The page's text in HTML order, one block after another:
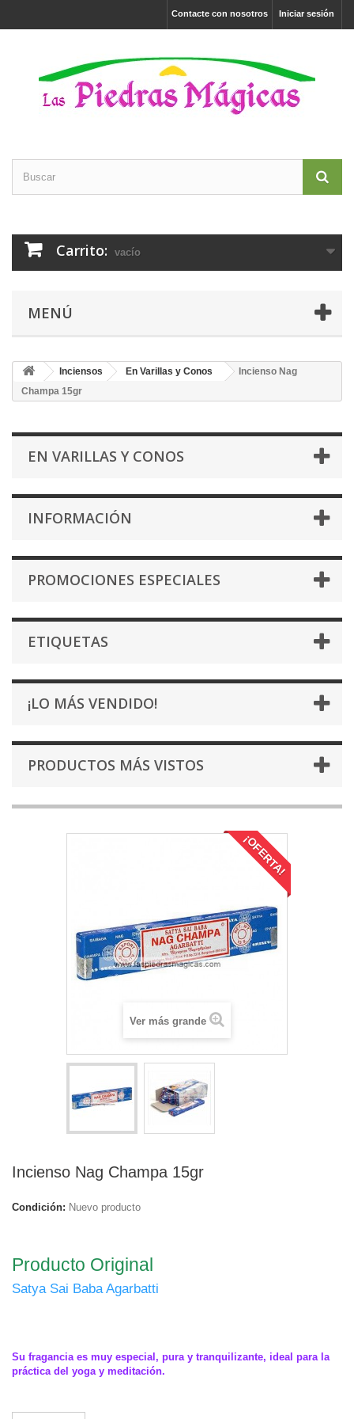
Iniciar sesión
Contacte con nosotros
Carrito: vacío
MENÚ
Inciensos En Varillas y Conos
Incienso Nag
Champa 15gr
EN VARILLAS Y CONOS
INFORMACIÓN
PROMOCIONES ESPECIALES
ETIQUETAS
¡LO MÁS VENDIDO!
PRODUCTOS MÁS VISTOS
¡OFERTA!
Ver más grande
Incienso Nag Champa 15gr
Condición: Nuevo producto
Producto Original
Satya Sai Baba Agarbatti
Su fragancia es muy especial, pura y tranquilizante, ideal para la
práctica del yoga y meditación.